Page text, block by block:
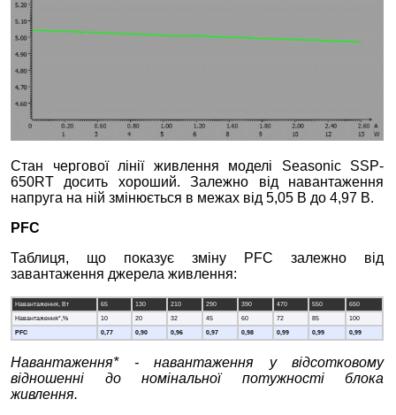
Стан чергової лінії живлення моделі Seasonic SSP-
650RT досить хороший. Залежно від навантаження
напруга на ній змінюється в межах від 5,05 В до 4,97 В.
PFC
Таблиця, що показує зміну PFC залежно від
завантаження джерела живлення:
Навантаження, Вт 65 130 210 290 390 470 550
650
Навантаження*,%
10 20 32 45 60 72 85
100
PFC
0,77 0,90 0,96 0,97 0,98 0,99 0,99 0,99
Навантаження* - навантаження у відсотковому
відношенні до номінальної потужності блока
живлення.